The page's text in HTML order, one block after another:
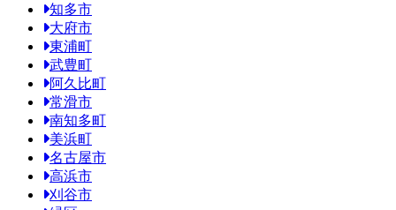
知多市
大府市
東浦町
武豊町
阿久比町
常滑市
南知多町
美浜町
名古屋市
高浜市
刈谷市